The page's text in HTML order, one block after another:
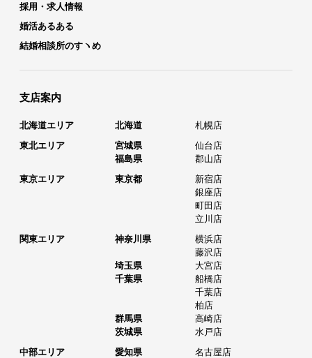
採用・求人情報
婚活あるある
結婚相談所のすヽめ
支店案内
北海道エリア 北海道
札幌店
東北エリア
宮城県
仙台店
福島県
郡山店
東京エリア
東京都
新宿店
銀座店
町田店
立川店
関東エリア
神奈川県
横浜店
藤沢店
埼玉県
大宮店
千葉県
船橋店
千葉店
柏店
群馬県
高崎店
茨城県
水戸店
中部エリア
愛知県
名古屋店